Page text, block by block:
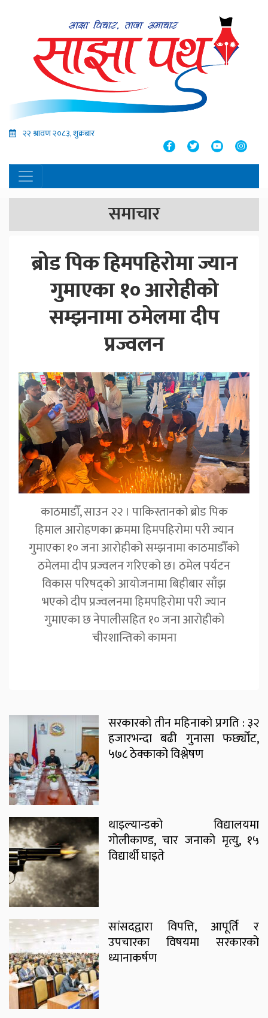
२२ श्रावण २०८३, शुक्रबार
समाचार
ब्रोड पिक हिमपहिरोमा ज्यान
गुमाएका १० आरोहीको
सम्झनामा ठमेलमा दीप
प्रज्वलन
काठमाडौँ, साउन २२ । पाकिस्तानको ब्रोड पिक
हिमाल आरोहणका क्रममा हिमपहिरोमा परी ज्यान
गुमाएका १० जना आरोहीको सम्झनामा काठमाडौँको
ठमेलमा दीप प्रज्वलन गरिएको छ। ठमेल पर्यटन
विकास परिषद्को आयोजनामा बिहीबार साँझ
भएको दीप प्रज्वलनमा हिमपहिरोमा परी ज्यान
गुमाएका छ नेपालीसहित १० जना आरोहीको
चीरशान्तिको कामना
सरकारको तीन महिनाको प्रगति : ३२
हजारभन्दा बढी गुनासा फर्छ्योट,
५७८ ठेक्काको विश्लेषण
थाइल्यान्डको विद्यालयमा
गोलीकाण्ड, चार जनाको मृत्यु, १५
विद्यार्थी घाइते
सांसदद्वारा विपत्ति, आपूर्ति र
उपचारका विषयमा सरकारको
ध्यानाकर्षण